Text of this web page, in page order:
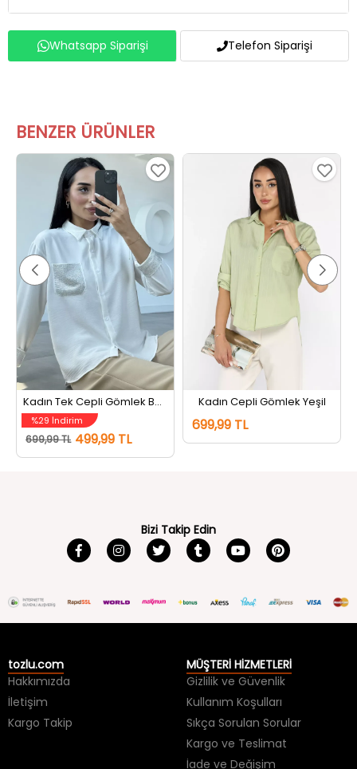
Whatsapp Siparişi Telefon Siparişi
BENZER ÜRÜNLER
Kadın Tek Cepli Gömlek Beyaz
%29 İndirim
699,99 TL 499,99 TL
Kadın Cepli Gömlek Yeşil
699,99 TL
Bizi Takip Edin
tozlu.com
Hakkımızda
İletişim
Kargo Takip
MÜŞTERİ HİZMETLERİ
Gizlilik ve Güvenlik
Kullanım Koşulları
Sıkça Sorulan Sorular
Kargo ve Teslimat
İade ve Değişim